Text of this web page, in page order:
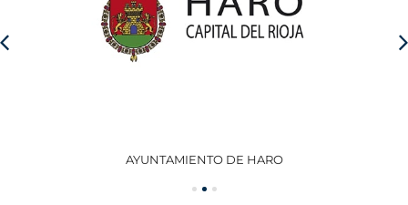
AYUNTAMIENTO DE HARO